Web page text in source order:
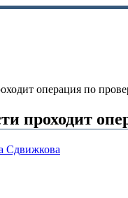
операция по
проходит
Сдвижкова